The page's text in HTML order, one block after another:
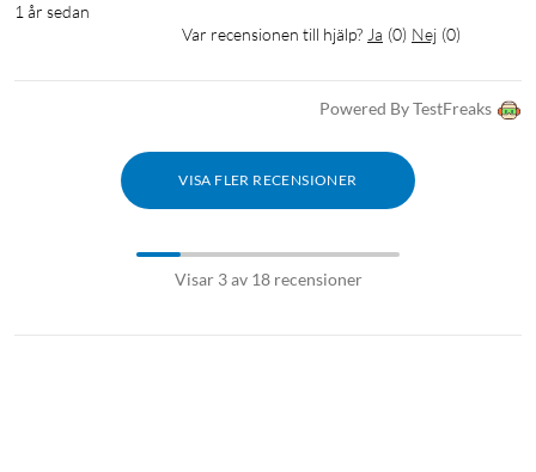
1 år sedan
Var recensionen till hjälp? Ja (0) Nej (0)
Powered By TestFreaks
VISA FLER RECENSIONER
Visar 3 av 18 recensioner